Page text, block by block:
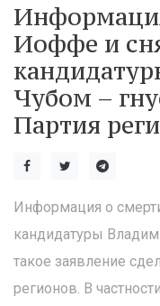
Иоффе и
Чубом –
Партия
Информация о
кандидатуры
такое заявление
регионов. В